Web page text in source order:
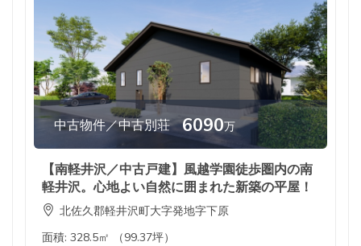
中古物件／中古別荘 6090万
【南軽井沢／中古戸建】風越学園徒歩圏内の南
軽井沢。心地よい自然に囲まれた新築の平屋！
北佐久郡軽井沢町大字発地字下原
面積: 328.5㎡ （99.37坪）